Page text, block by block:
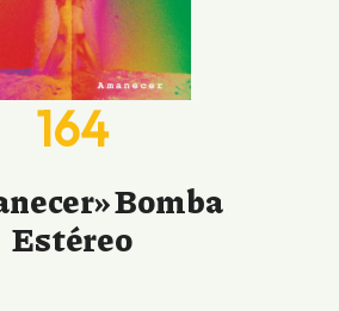
164
Bomba
Estéreo